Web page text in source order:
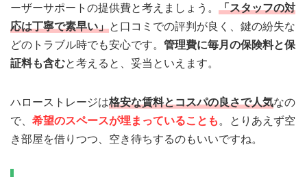
ーザーサポートの提供費と考えましょう。 「スタッフの対
応は丁寧で素早い」と口コミでの評判が良く、鍵の紛失な
どのトラブル時でも安心です。 管理費に毎月の保険料と保
証料も含むと考えると、妥当といえます。
ハローストレージは格安な賃料とコスパの良さで人気なの
で、 希望のスペースが埋まっていることも。とりあえず空
き部屋を借りつつ、空き待ちするのもいいですね。